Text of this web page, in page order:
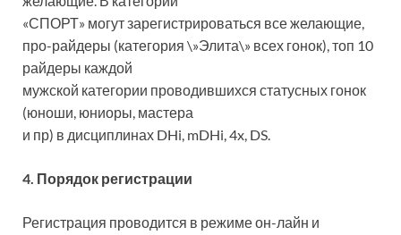
«СПОРТ» могут зарегистрироваться все желающие,
про-райдеры (категория \»Элита\» всех гонок), топ 10
райдеры каждой
мужской категории проводившихся статусных гонок
(юноши, юниоры, мастера
и пр) в дисциплинах DHi, mDHi, 4x, DS.
4. Порядок регистрации
Регистрация проводится в режиме он-лайн и